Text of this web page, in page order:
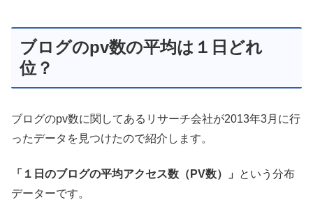
ブログのpv数の平均は１日どれ
位？
ブログのpv数に関してあるリサーチ会社が2013年3月に行
ったデータを見つけたので紹介します。
「１日のブログの平均アクセス数（PV数）」
という分布
データーです。